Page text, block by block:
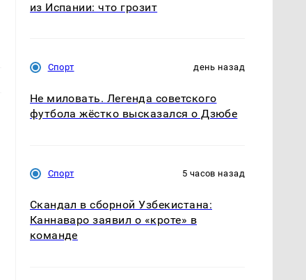
из Испании: что грозит
Спорт день назад
Не миловать. Легенда советского
футбола жёстко высказался о Дзюбе
Спорт 5 часов назад
Скандал в сборной Узбекистана:
Каннаваро заявил о «кроте» в
команде